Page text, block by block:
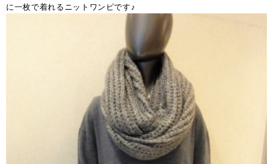
に一枚で着れるニットワンピです♪